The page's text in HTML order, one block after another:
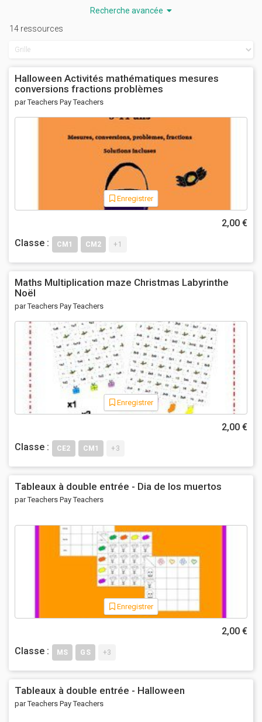
Recherche avancée
14 ressources
Halloween Activités mathématiques mesures
conversions fractions problèmes
par Teachers Pay Teachers
Enregistrer
2,00 €
Classe :
CM1 CM2 +1
Maths Multiplication maze Christmas Labyrinthe
Noël
par Teachers Pay Teachers
Enregistrer
2,00 €
Classe :
CE2 CM1 +3
Tableaux à double entrée - Dia de los muertos
par Teachers Pay Teachers
Enregistrer
2,00 €
Classe :
MS GS +3
Tableaux à double entrée - Halloween
par Teachers Pay Teachers